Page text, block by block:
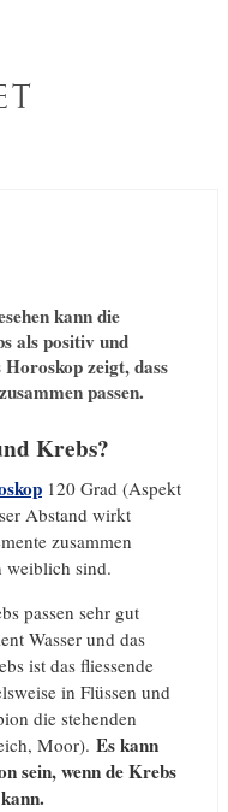
kann die
als positiv und
zeigt, dass
passen.
Krebs?
120 Grad (Aspekt
Abstand wirkt
zusammen
weiblich sind.
passen sehr gut
Wasser und das
ist das fliessende
in Flüssen und
die stehenden
Moor). Es kann
sein, wenn de Krebs